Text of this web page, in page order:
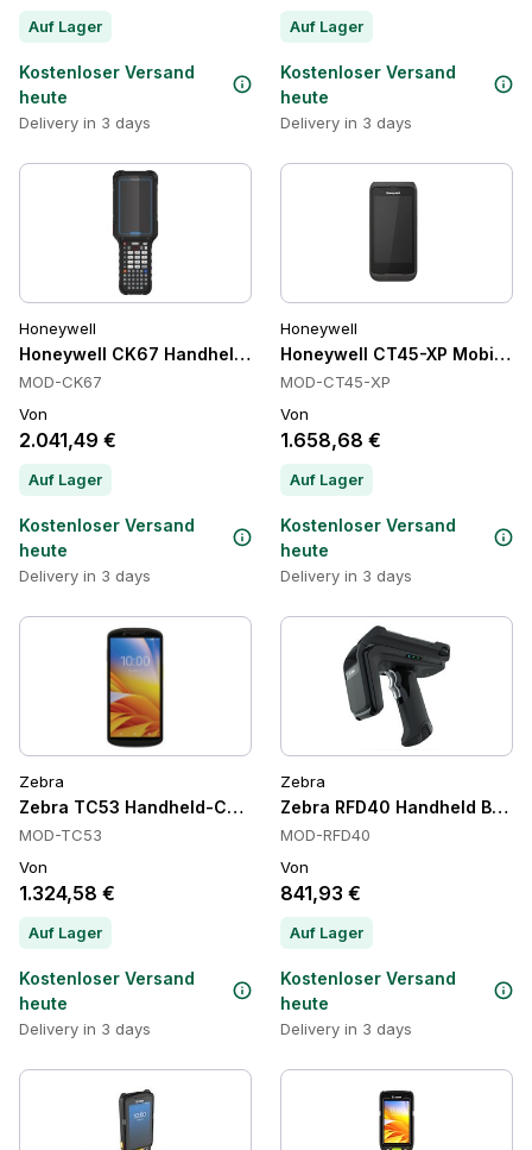
Auf Lager
Kostenloser Versand
heute
Delivery in 3 days
Auf Lager
Kostenloser Versand
heute
Delivery in 3 days
Honeywell
Honeywell CK67 Handheld-Computer, Wi-Fi 6E, IP65/IP68
MOD-CK67
Von
2.041,49 €
Auf Lager
Kostenloser Versand
heute
Delivery in 3 days
Honeywell
Honeywell CT45-XP Mobile
MOD-CT45-XP
Von
1.658,68 €
Auf Lager
Kostenloser Versand
heute
Delivery in 3 days
Zebra
Zebra TC53 Handheld-Computer, Wi-Fi 6E, 6,0 Zoll
MOD-TC53
Von
1.324,58 €
Auf Lager
Kostenloser Versand
heute
Delivery in 3 days
Zebra
Zebra RFD40 Handheld
MOD-RFD40
Von
841,93 €
Auf Lager
Kostenloser Versand
heute
Delivery in 3 days